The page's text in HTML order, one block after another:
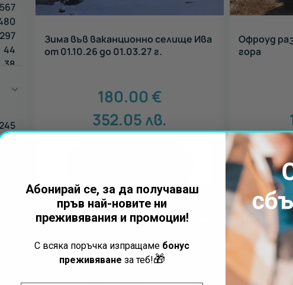
567
297
44
38
245
195
Зима във ваканционно селище Ива
от 01.10.26 до 01.03.27 г.
180.00€
352.05лв.
Офроуд
гора
Абонирай се, за да получаваш
пръв най-новите ни
преживявания и промоции!
С всяка поръчка изпращаме бонус
преживяване за теб!🎁